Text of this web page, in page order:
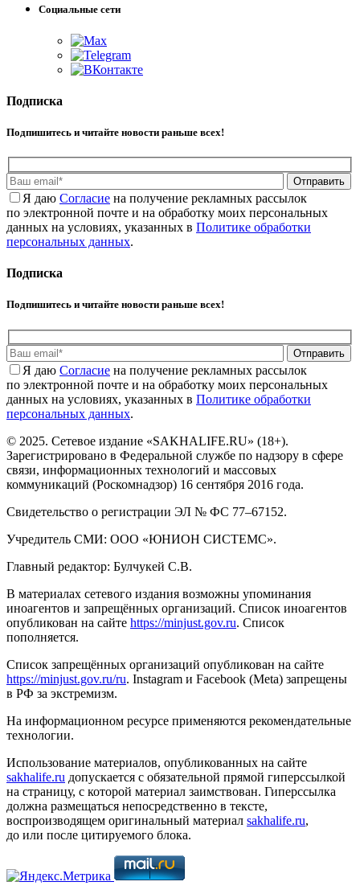
Социальные сети
Подписка
Подпишитесь и читайте новости раньше всех!
Отправить
Я даю Cогласие на получение рекламных рассылок
по электронной почте и на обработку моих персональных
данных на условиях, указанных в Политике обработки
персональных данных.
Подписка
Подпишитесь и читайте новости раньше всех!
Отправить
Я даю Cогласие на получение рекламных рассылок
по электронной почте и на обработку моих персональных
данных на условиях, указанных в Политике обработки
персональных данных.
© 2025. Сетевое издание «SAKHALIFE.RU» (18+).
Зарегистрировано в Федеральной службе по надзору в сфере
связи, информационных технологий и массовых
коммуникаций (Роскомнадзор) 16 сентября 2016 года.
Свидетельство о регистрации ЭЛ № ФС 77–67152.
Учредитель СМИ: ООО «ЮНИОН СИСТЕМС».
Главный редактор: Булчукей С.В.
В материалах сетевого издания возможны упоминания
иноагентов и запрещённых организаций. Список иноагентов
опубликован на сайте https://minjust.gov.ru. Список
пополняется.
Список запрещённых организаций опубликован на сайте
https://minjust.gov.ru/ru. Instagram и Facebook (Metа) запрещены
в РФ за экстремизм.
На информационном ресурсе применяются рекомендательные
технологии.
Использование материалов, опубликованных на сайте
sakhalife.ru допускается с обязательной прямой гиперссылкой
на страницу, с которой материал заимствован. Гиперссылка
должна размещаться непосредственно в тексте,
воспроизводящем оригинальный материал sakhalife.ru,
до или после цитируемого блока.